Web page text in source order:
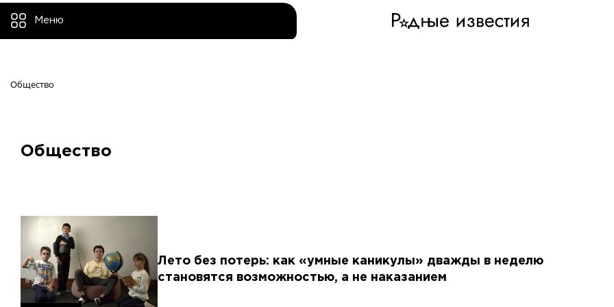
Меню
Общество
Общество
Лето без потерь: как «умные каникулы» дважды в неделю
становятся возможностью, а не наказанием